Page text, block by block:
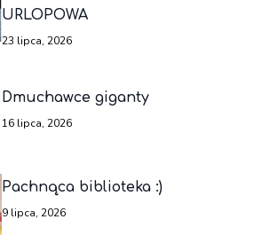
URLOPOWA
23 lipca, 2026
Dmuchawce giganty
16 lipca, 2026
Pachnąca biblioteka :)
9 lipca, 2026